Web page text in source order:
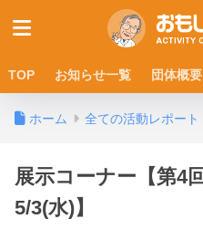
TOP お知らせ一覧 団体概
ホーム 全ての活動レポート
展示コーナー【第4
5/3(水)】